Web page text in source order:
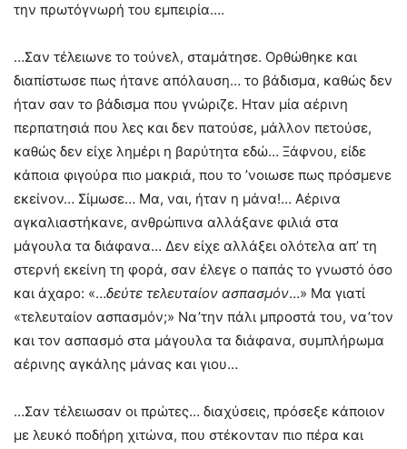
την πρωτόγνωρή του εμπειρία….
…Σαν τέλειωνε το τούνελ, σταμάτησε. Ορθώθηκε και
διαπίστωσε πως ήτανε απόλαυση… το βάδισμα, καθώς δεν
ήταν σαν το βάδισμα που γνώριζε. Ηταν μία αέρινη
περπατησιά που λες και δεν πατούσε, μάλλον πετούσε,
καθώς δεν είχε λημέρι η βαρύτητα εδώ… Ξάφνου, είδε
κάποια φιγούρα πιο μακριά, που το ’νοιωσε πως πρόσμενε
εκείνον… Σίμωσε… Μα, ναι, ήταν η μάνα!… Αέρινα
αγκαλιαστήκανε, ανθρώπινα αλλάξανε φιλιά στα
μάγουλα τα διάφανα… Δεν είχε αλλάξει ολότελα απ’ τη
στερνή εκείνη τη φορά, σαν έλεγε ο παπάς το γνωστό όσο
και άχαρο: «…δεύτε τελευταίον ασπασμόν…» Μα γιατί
«τελευταίον ασπασμόν;» Να’την πάλι μπροστά του, να’τον
και τον ασπασμό στα μάγουλα τα διάφανα, συμπλήρωμα
αέρινης αγκάλης μάνας και γιου…
…Σαν τέλειωσαν οι πρώτες… διαχύσεις, πρόσεξε κάποιον
με λευκό ποδήρη χιτώνα, που στέκονταν πιο πέρα και